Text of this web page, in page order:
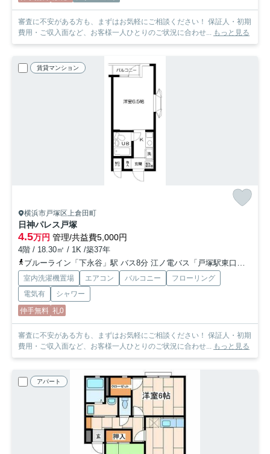
審査に不安がある方も、まずはお気軽にご相談ください！ 保証人・初期
費用・ご収入面など、お客様一人ひとりのご状況に合わせ... もっと見る
賃貸マンション
横浜市戸塚区上倉田町
日神パレス戸塚
4.5万円 管理/共益費5,000円
4階 / 18.30㎡ / 1K /築37年
ブルーライン「下永谷」駅 バス8分 江ノ電バス「戸塚駅東口」 停歩10分
室内洗濯機置場 エアコン バルコニー
フローリング
電気有
シャワー
仲手無料 礼0
審査に不安がある方も、まずはお気軽にご相談ください！ 保証人・初期
費用・ご収入面など、お客様一人ひとりのご状況に合わせ... もっと見る
アパート